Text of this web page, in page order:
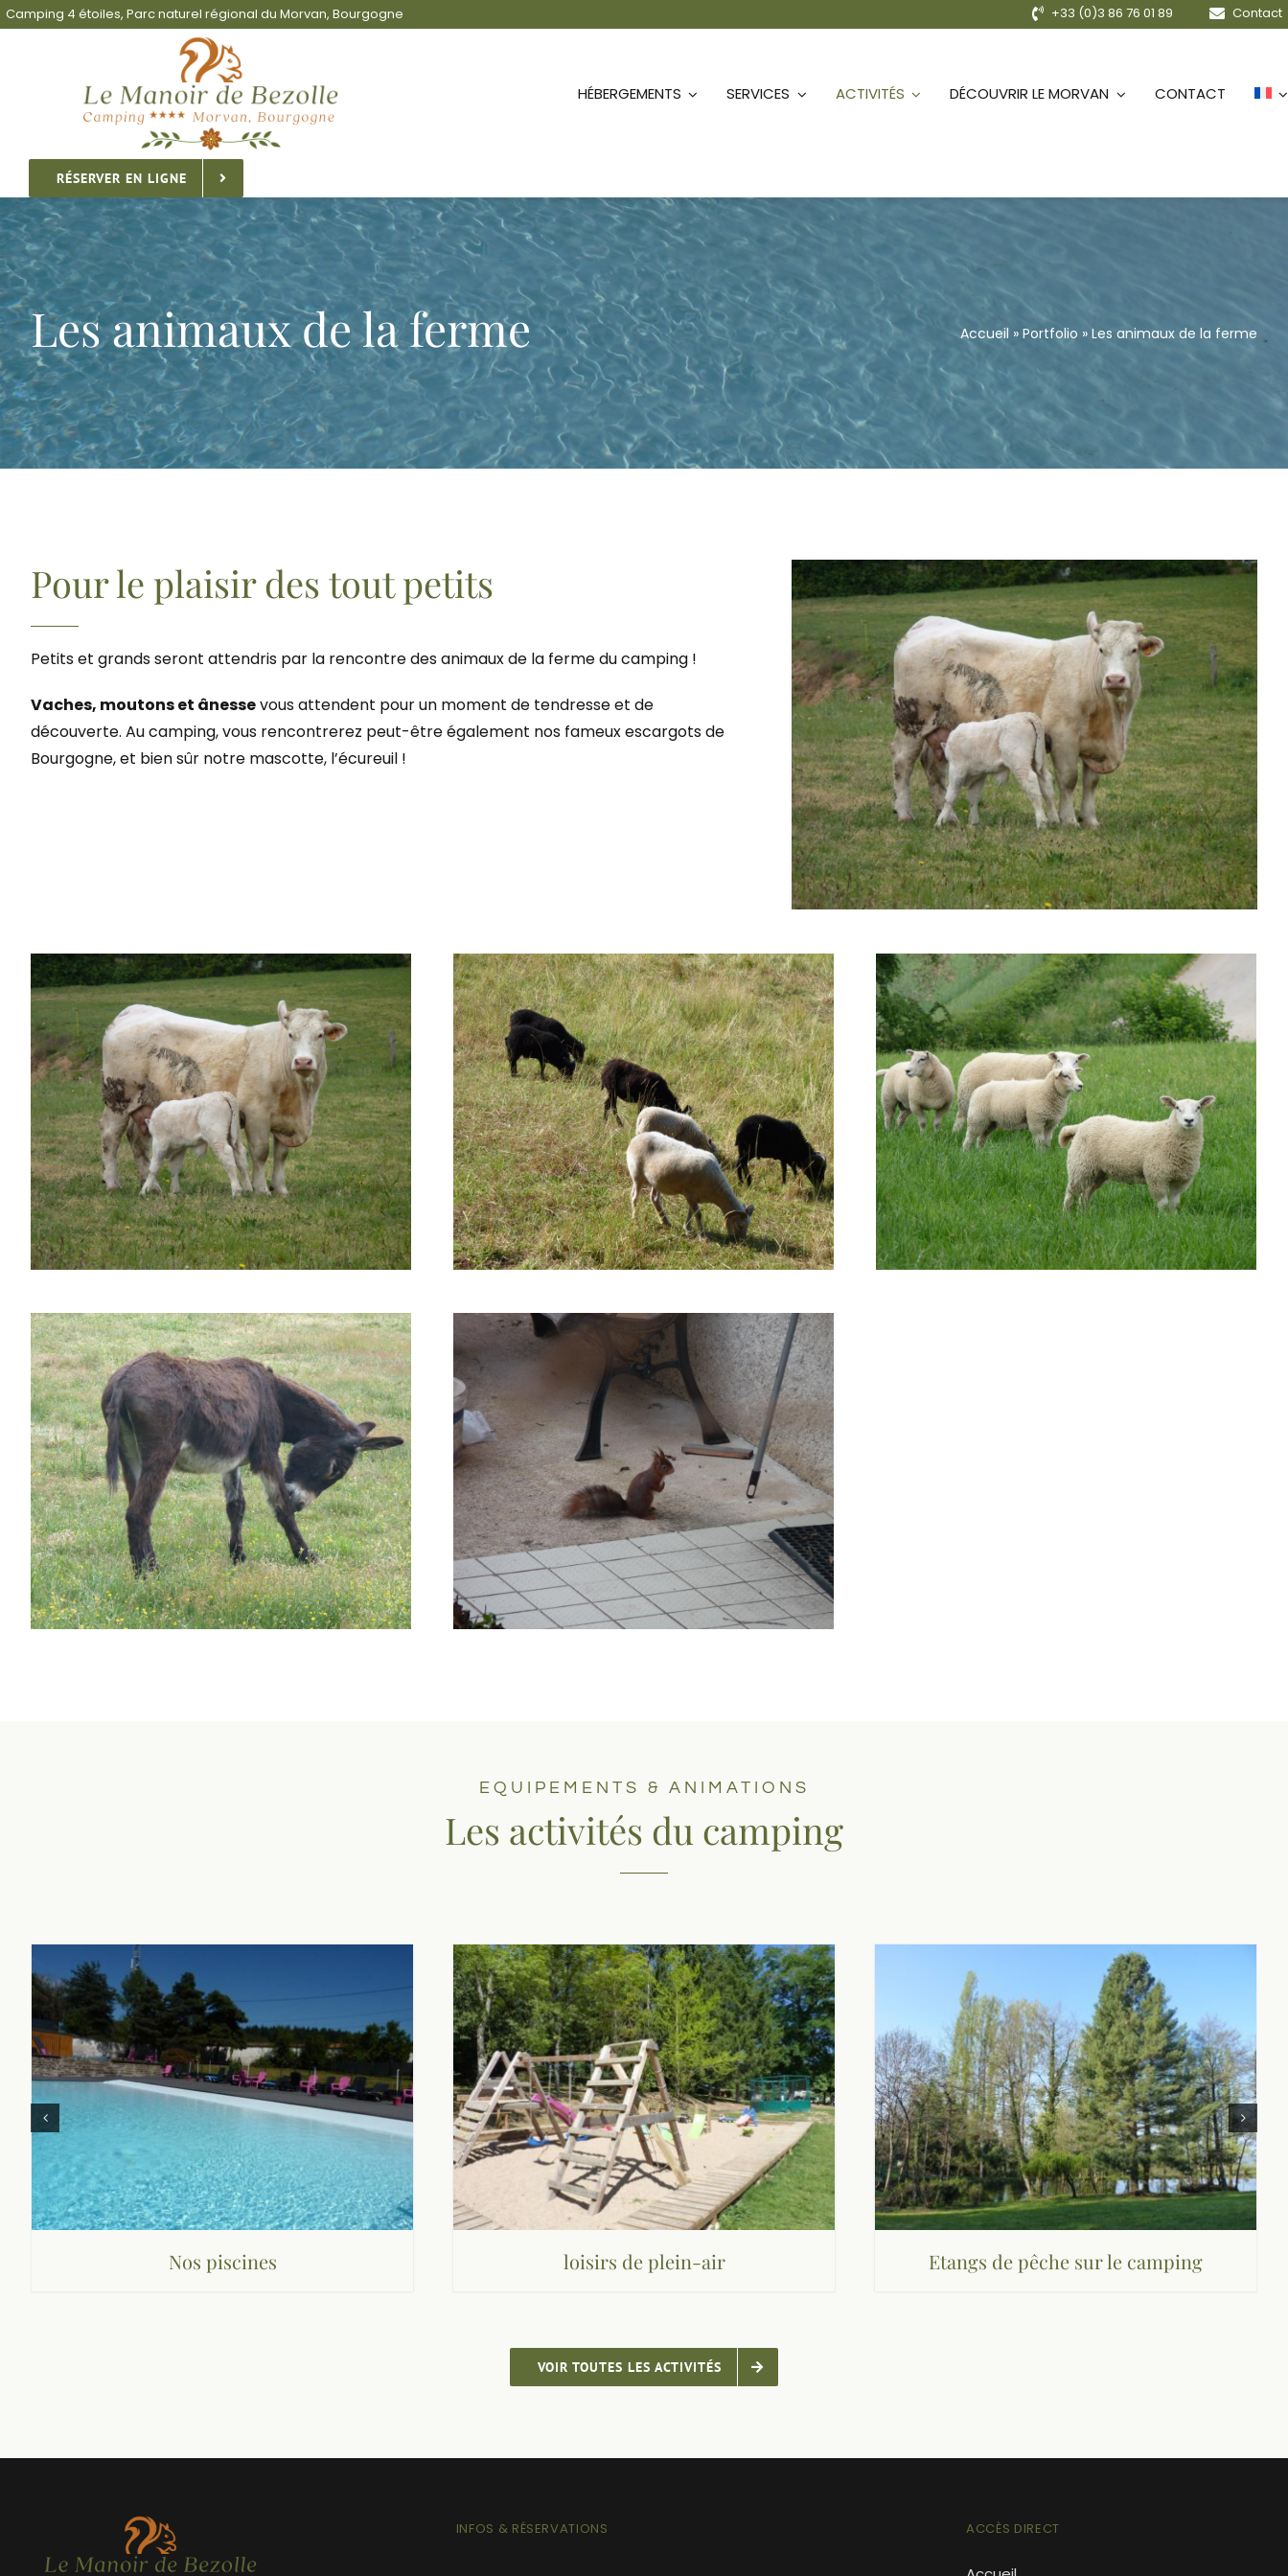
Passer
Camping 4 étoiles, Parc naturel régional du Morvan, Bourgogne +33 (0)3 86 76 01 89 Contact
HÉBERGEMENTS SERVICES ACTIVITÉS DÉCOUVRIR LE MORVAN CONTACT
RÉSERVER EN LIGNE
Les animaux de la ferme Accueil »Portfolio »Les animaux de la ferme
Pour le plaisir des tout petits
Petits et grands seront attendris par la rencontre des animaux de la ferme du camping !
Vaches, moutons et ânessevous attendent pour un moment de tendresse et de
découverte. Au camping, vous rencontrerez peut-être également nos fameux escargots de
Bourgogne, et bien sûr notre mascotte, l’écureuil !
EQUIPEMENTS & ANIMATIONS
Les activités du camping
Nos piscines loisirs de plein-air Etangs de pêche sur le camping
VOIR TOUTES LES ACTIVITÉS
INFOS & RÉSERVATIONS ACCÈS DIRECT